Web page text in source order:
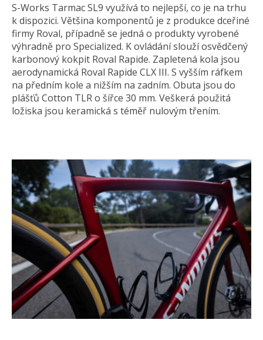
S-Works Tarmac SL9 využívá to nejlepší, co je na trhu
k dispozici. Většina komponentů je z produkce dceřiné
firmy Roval, případně se jedná o produkty vyrobené
výhradně pro Specialized. K ovládání slouží osvědčený
karbonový kokpit Roval Rapide. Zapletená kola jsou
aerodynamická Roval Rapide CLX III. S vyšším ráfkem
na předním kole a nižším na zadním. Obuta jsou do
plášťů Cotton TLR o šířce 30 mm. Veškerá použitá
ložiska jsou keramická s téměř nulovým třením.